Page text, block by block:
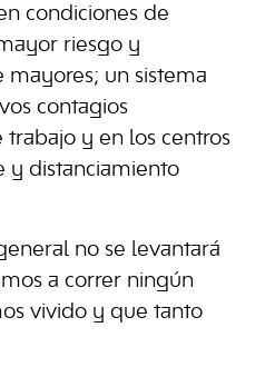
condiciones de
riesgo y
mayores; un sistema
contagios
y en los centros
y distanciamiento
no se levantará
a correr ningún
vivido y que tanto